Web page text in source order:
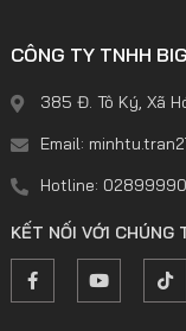
CÔNG TY TNHH
385 Đ. Tô Ký, Xã
Email:
Hotline:
KẾT NỐI VỚI CHÚNG